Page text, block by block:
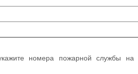
номера пожарной службы